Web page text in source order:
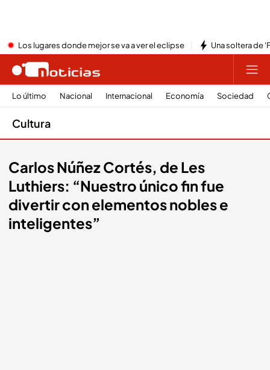
Los lugares donde mejor se va a ver el eclipse Una soltera de
Lo último Nacional Internacional Economía Sociedad
Cultura
Carlos Núñez Cortés, de Les
Luthiers: “Nuestro único fin fue
divertir con elementos nobles e
inteligentes”